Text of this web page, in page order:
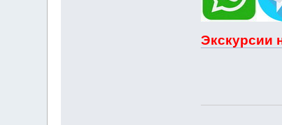
Экскурсии